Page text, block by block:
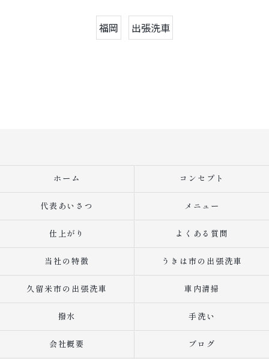
福岡 出張洗車
ホーム コンセプト
代表あいさつ メニュー
仕上がり よくある質問
当社の特徴 うきは市の出張洗車
久留米市の出張洗車 車内清掃
撥水 手洗い
会社概要 ブログ